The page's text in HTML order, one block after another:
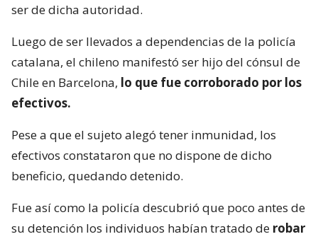
ser de dicha autoridad.
Luego de ser llevados a dependencias de la policía
catalana, el chileno manifestó ser hijo del cónsul de
Chile en Barcelona, lo que fue corroborado por los
efectivos.
Pese a que el sujeto alegó tener inmunidad, los
efectivos constataron que no dispone de dicho
beneficio, quedando detenido.
Fue así como la policía descubrió que poco antes de
su detención los individuos habían tratado de robar